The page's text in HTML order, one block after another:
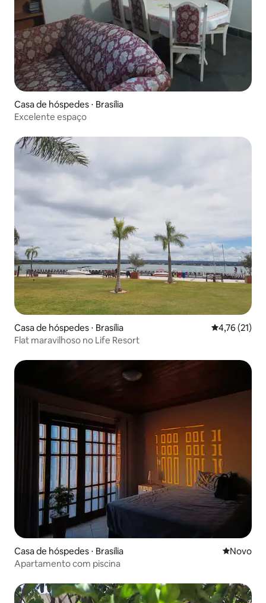
Casa de hóspedes ⋅ Brasília
Excelente espaço
Casa de hóspedes ⋅ Brasília 4,76 de uma
4,76 (21)
Flat maravilhoso no Life Resort
Casa de hóspedes ⋅ Brasília Novo
Novo
Apartamento com piscina